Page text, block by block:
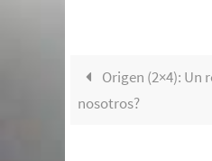
Origen (2×4): Un
nosotros?